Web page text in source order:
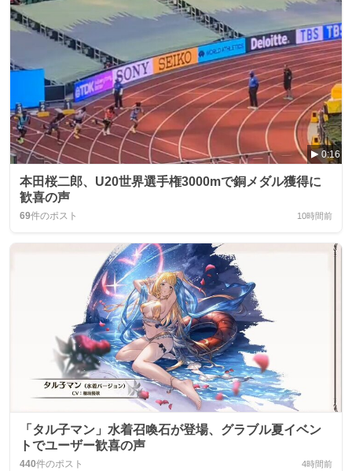
0:16
本田桜二郎、U20世界選手権3000mで銅メダル獲得に
歓喜の声
69件のポスト 10時間前
「タル子マン」水着召喚石が登場、グラブル夏イベン
トでユーザー歓喜の声
440件のポスト 4時間前